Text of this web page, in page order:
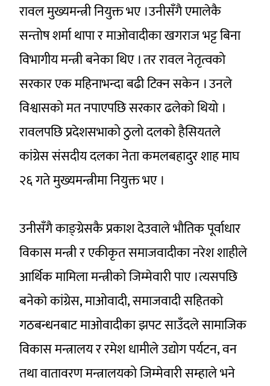
रावल मुख्यमन्त्री नियुक्त भए ।उनीसँगै एमालेकै
सन्तोष शर्मा थापा र माओवादीका खगराज भट्ट बिना
विभागीय मन्त्री बनेका थिए । तर रावल नेतृत्वको
सरकार एक महिनाभन्दा बढी टिक्न सकेन । उनले
विश्वासको मत नपाएपछि सरकार ढलेको थियो ।
रावलपछि प्रदेशसभाको ठुलो दलको हैसियतले
कांग्रेस संसदीय दलका नेता कमलबहादुर शाह माघ
२६ गते मुख्यमन्त्रीमा नियुक्त भए ।
उनीसँगै काङ्ग्रेसकै प्रकाश देउवाले भौतिक पूर्वाधार
विकास मन्त्री र एकीकृत समाजवादीका नरेश शाहीले
आर्थिक मामिला मन्त्रीको जिम्मेवारी पाए ।त्यसपछि
बनेको कांग्रेस, माओवादी, समाजवादी सहितको
गठबन्धनबाट माओवादीका झपट साउँदले सामाजिक
विकास मन्त्रालय र रमेश धामीले उद्योग पर्यटन, वन
तथा वातावरण मन्त्रालयको जिम्मेवारी सम्हाले भने